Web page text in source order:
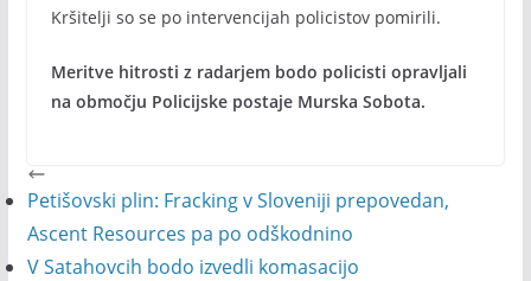
Kršitelji so se po intervencijah policistov pomirili.
Meritve hitrosti z radarjem bodo policisti opravljali
na območju Policijske postaje Murska Sobota.
Petišovski plin: Fracking v Sloveniji prepovedan,
Ascent Resources pa po odškodnino
V Satahovcih bodo izvedli komasacijo